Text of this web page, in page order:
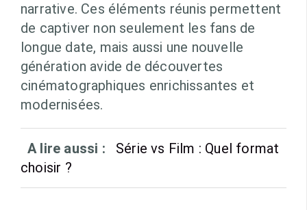
narrative. Ces éléments réunis permettent
de captiver non seulement les fans de
longue date, mais aussi une nouvelle
génération avide de découvertes
cinématographiques enrichissantes et
modernisées.
A lire aussi :
Série vs Film : Quel format
choisir ?